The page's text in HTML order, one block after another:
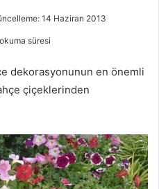
14 Haziran 2013
süresi
dekorasyonunun en önemli
çiçeklerinden